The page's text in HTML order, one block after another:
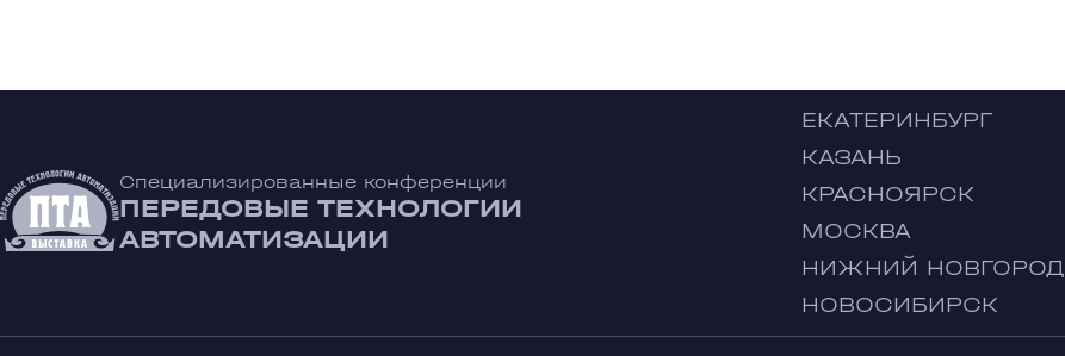
Специализированные конференции
ПЕРЕДОВЫЕ ТЕХНОЛОГИИ
АВТОМАТИЗАЦИИ
ЕКАТЕРИНБУРГ
КАЗАНЬ
КРАСНОЯРСК
МОСКВА
НИЖНИЙ НОВГОРОД
НОВОСИБИРСК